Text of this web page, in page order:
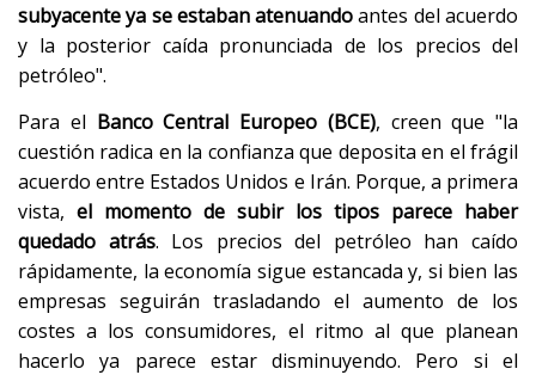
subyacente ya se estaban atenuandoantes del acuerdo
y la posterior caída pronunciada de los precios del
petróleo".
Para el Banco Central Europeo (BCE), creen que "la
cuestión radica en la confianza que deposita en el frágil
acuerdo entre Estados Unidos e Irán. Porque, a primera
vista, el momento de subir los tipos parece haber
quedado atrás. Los precios del petróleo han caído
rápidamente, la economía sigue estancada y, si bien las
empresas seguirán trasladando el aumento de los
costes a los consumidores, el ritmo al que planean
hacerlo ya parece estar disminuyendo. Pero si el